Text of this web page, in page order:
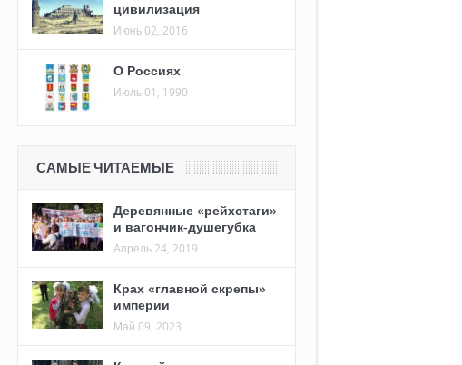
цивилизация
Июнь 02, 2016
О Россиях
Июль 01, 1990
САМЫЕ ЧИТАЕМЫЕ
Деревянные «рейхстаги»
и вагончик-душегубка
Апрель 24, 2019
Крах «главной скрепы»
империи
Май 09, 2023